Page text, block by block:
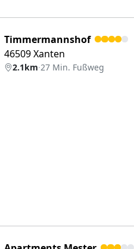
Timmermannshof
46509 Xanten
2.1km·27 Min. Fußweg